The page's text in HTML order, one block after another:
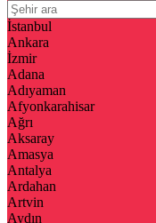
İstanbul
Ankara
İzmir
Adana
Adıyaman
Afyonkarahisar
Ağrı
Aksaray
Amasya
Antalya
Ardahan
Artvin
Aydın